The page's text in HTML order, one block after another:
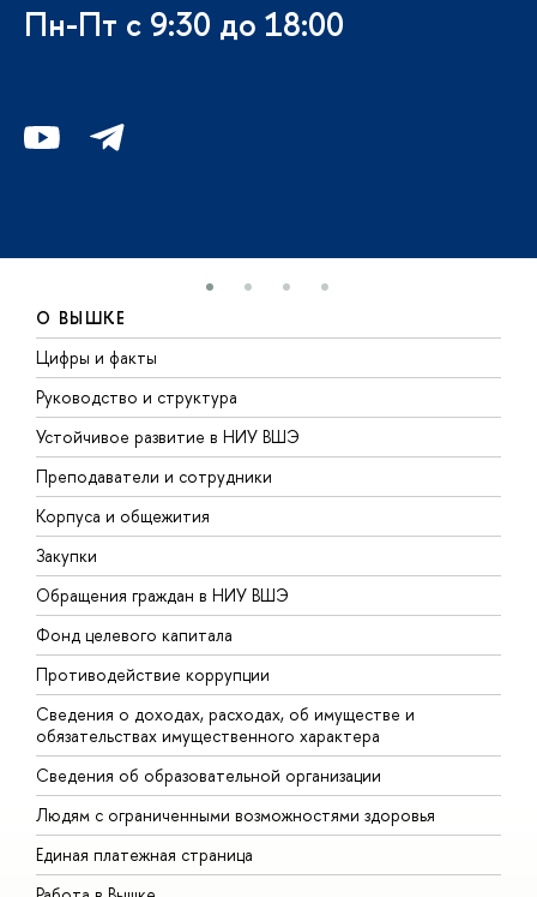
Пн-Пт с 9:30 до 18:00
О ВЫШКЕ
Цифры и факты
Руководство и структура
Устойчивое развитие в НИУ ВШЭ
Преподаватели и сотрудники
Корпуса и общежития
Закупки
Обращения граждан в НИУ ВШЭ
Фонд целевого капитала
Противодействие коррупции
Сведения о доходах, расходах, об имуществе и
обязательствах имущественного характера
Сведения об образовательной организации
Людям с ограниченными возможностями здоровья
Единая платежная страница